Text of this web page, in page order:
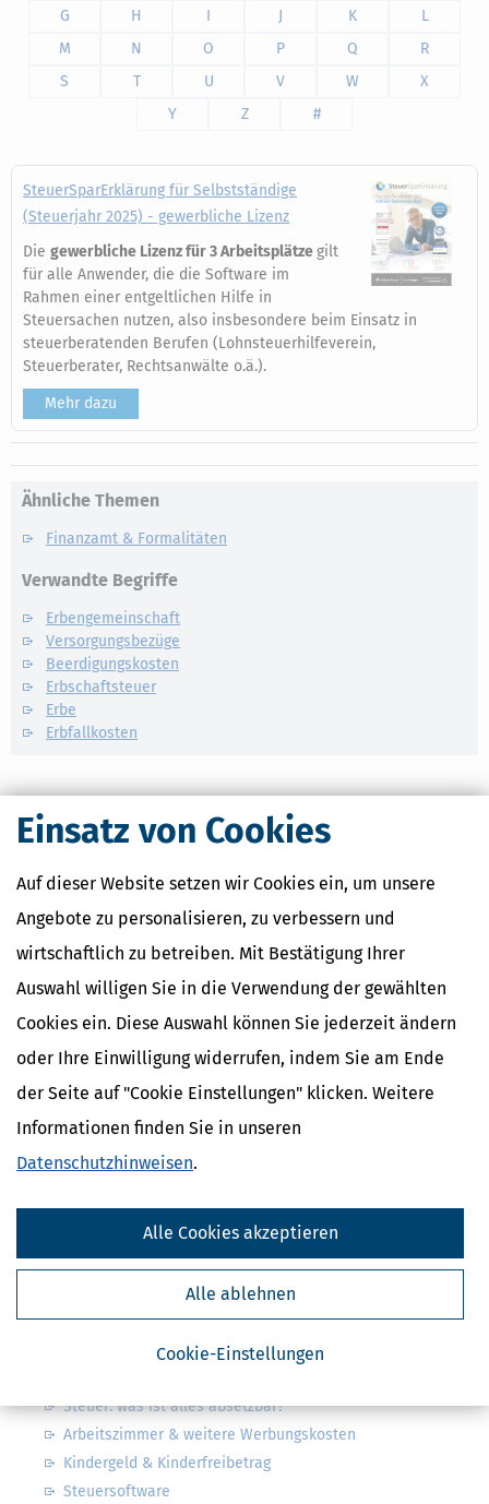
Einsatz von Cookies
Auf dieser Website setzen wir Cookies ein, um unsere
Angebote zu personalisieren, zu verbessern und
wirtschaftlich zu betreiben. Mit Bestätigung Ihrer
Auswahl willigen Sie in die Verwendung der gewählten
Cookies ein. Diese Auswahl können Sie jederzeit ändern
oder Ihre Einwilligung widerrufen, indem Sie am Ende
der Seite auf "Cookie Einstellungen" klicken. Weitere
Informationen finden Sie in unseren
Datenschutzhinweisen.
Cookie-Einstellungen
Alle ablehnen
Alle Cookies akzeptieren
G
H I J K
L
M
N O P Q
R
S
T U V W
X
Y
Z #
SteuerSparErklärung für Selbstständige
(Steuerjahr 2025) - gewerbliche Lizenz
Die gewerbliche Lizenz für 3 Arbeitsplätzegilt
für alle Anwender, die die Software im
Rahmen einer entgeltlichen Hilfe in
Steuersachen nutzen, also insbesondere beim Einsatz in
steuerberatenden Berufen (Lohnsteuerhilfeverein,
Steuerberater, Rechtsanwälte o.ä.).
Mehr dazu
Ähnliche Themen
Finanzamt & Formalitäten
Verwandte Begriffe
Erbengemeinschaft
Versorgungsbezüge
Beerdigungskosten
Erbschaftsteuer
Erbe
Erbfallkosten
Kostenlose Steuertipps & News
Absenden
Steuertipps
Steuertipps Selbstständige
Ja, ich möchte die kostenlosen Newsletter
von Steuertipps abonnieren. Die
Datenschutzhinweisehabe ich gelesen.
Meine Einwilligung kann ich jederzeit durch
Abbestellung des Newsletters widerrufen.
Steuer: was ist alles absetzbar?
Arbeitszimmer & weitere Werbungskosten
Kindergeld & Kinderfreibetrag
Steuersoftware